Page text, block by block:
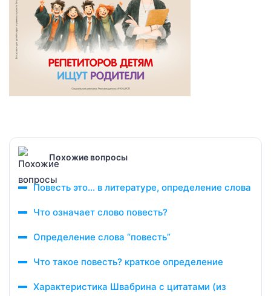
Похожие вопросы
Повесть это… в литературе, определение слова
Что означает слово повесть?
Определение слова “повесть”
Что такое повесть? краткое определение
Характеристика Швабрина с цитатами (из